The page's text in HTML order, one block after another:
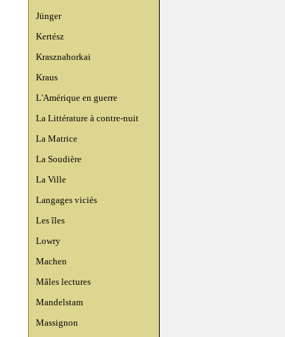
Jünger
Kertész
Krasznahorkai
Kraus
L'Amérique en guerre
La Littérature à contre-nuit
La Matrice
La Soudière
La Ville
Langages viciés
Les îles
Lowry
Machen
Mâles lectures
Mandelstam
Massignon